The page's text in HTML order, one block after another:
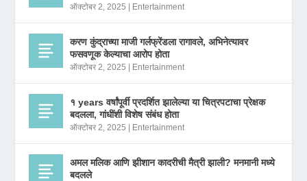
ऑक्टोबर 2, 2025 | Entertainment
करण कुंद्राच्या माजी गर्लफ्रेंडला रागावले, अभिनेत्यावर
फसवणूक केल्याचा आरोप होता
ऑक्टोबर 2, 2025 | Entertainment
१ years वर्षांपूर्वी प्रदर्शित झालेल्या या चित्रपटाचा प्रेक्षक
बदलला, गांधींशी विशेष संबंध होता
ऑक्टोबर 2, 2025 | Entertainment
अमल मलिक आणि झीशान कादरीची मैत्री झाली? मनमानी मध्ये
बदलले